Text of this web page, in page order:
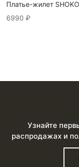
Платье-жилет
6990 ₽
Узнайте
распродажах и